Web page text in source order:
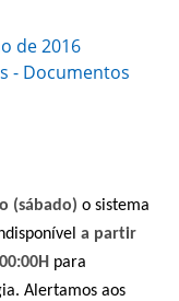
de 2016
- Documentos
(sábado) o sistema
a partir
para
Alertamos aos